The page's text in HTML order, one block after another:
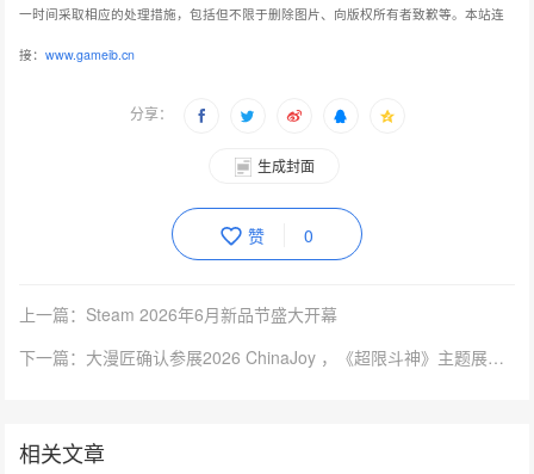
一时间采取相应的处理措施，包括但不限于删除图片、向版权所有者致歉等。本站连
接：www.gameib.cn
分享：
生成封面
赞 0
上一篇：Steam 2026年6月新品节盛大开幕
下一篇：大漫匠确认参展2026 ChinaJoy ，《超限斗神》主题展位将携第二季猛料重磅亮相
相关文章